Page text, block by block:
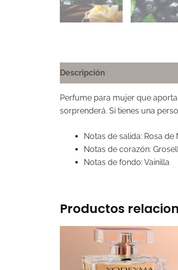
Descripción
Perfume para mujer que
sorprenderá. Si tienes una
Notas de salida: Rosa de
Notas de corazón:
Notas de fondo: Vainilla
Productos